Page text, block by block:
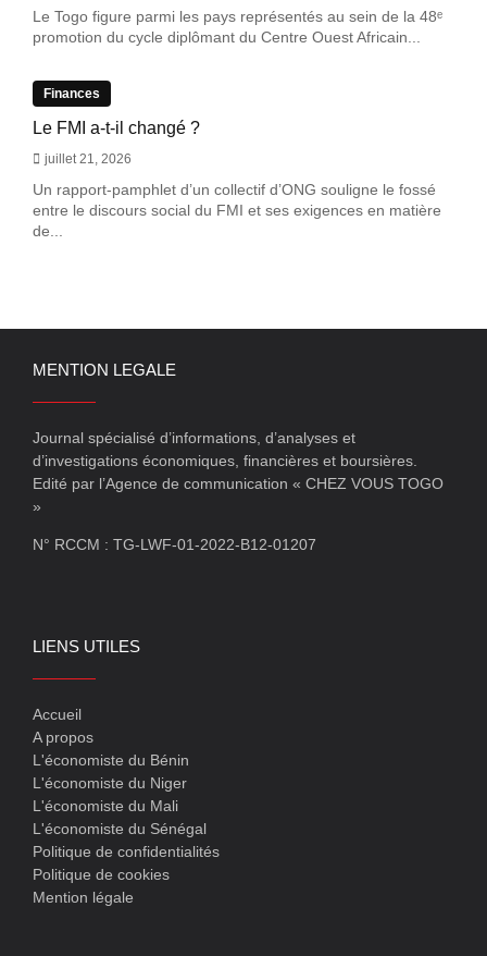
Le Togo figure parmi les pays représentés au sein de la 48ᵉ
promotion du cycle diplômant du Centre Ouest Africain...
Finances
Le FMI a-t-il changé ?
juillet 21, 2026
Un rapport-pamphlet d’un collectif d’ONG souligne le fossé
entre le discours social du FMI et ses exigences en matière
de...
MENTION LEGALE
Journal spécialisé d’informations, d’analyses et
d’investigations économiques, financières et boursières.
Edité par l’Agence de communication « CHEZ VOUS TOGO
»
N° RCCM : TG-LWF-01-2022-B12-01207
LIENS UTILES
Accueil
A propos
L'économiste du Bénin
L'économiste du Niger
L'économiste du Mali
L'économiste du Sénégal
Politique de confidentialités
Politique de cookies
Mention légale